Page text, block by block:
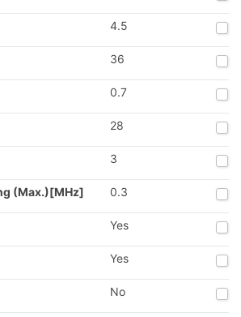
4.5
36
0.7
28
3
(Max.)[MHz] 0.3
Yes
Yes
No